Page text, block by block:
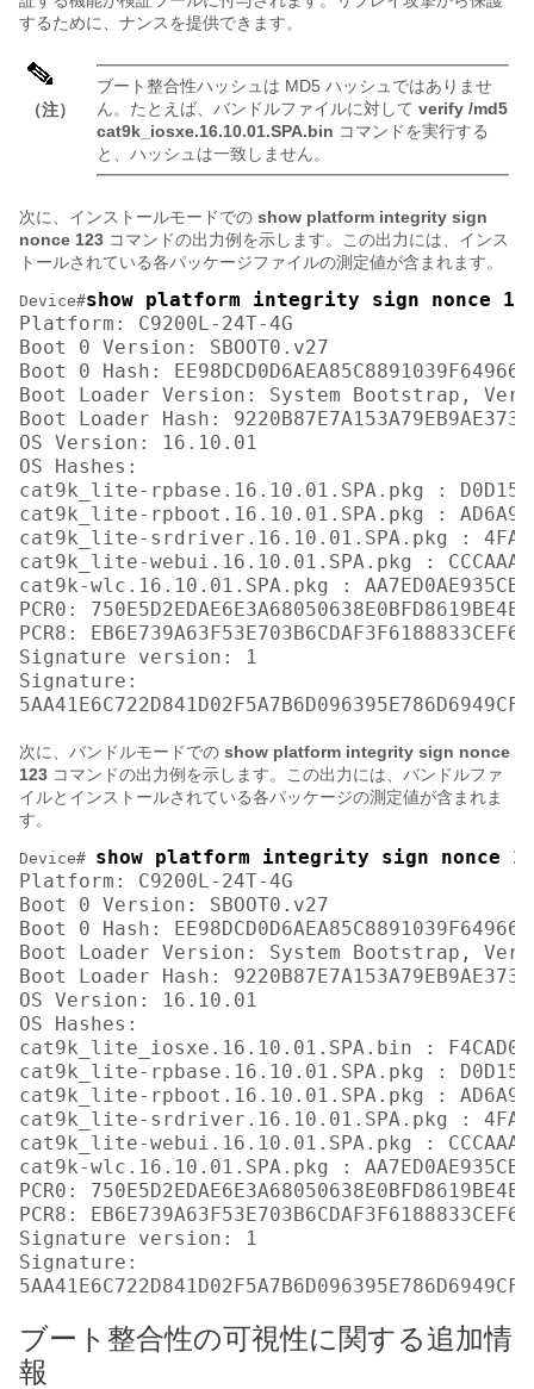
するために、ナンスを提供できます。
（注）
ブート整合性ハッシュは MD5 ハッシュではありませ
ん。たとえば、バンドルファイルに対して verify /md5
cat9k_iosxe.16.10.01.SPA.bin コマンドを実行する
と、ハッシュは一致しません。
次に、インストールモードでの show platform integrity sign
nonce 123 コマンドの出力例を示します。この出力には、インス
トールされている各パッケージファイルの測定値が含まれます。
Device#show platform integrity sign nonce
Platform: C9200L-24T-4G
Boot 0 Version: SBOOT0.v27
Boot 0 Hash:
Boot Loader Version: System Bootstrap, Version
Boot Loader Hash:
OS Version: 16.10.01
OS Hashes:
cat9k_lite-rpbase.16.10.01.SPA.pkg :
cat9k_lite-rpboot.16.10.01.SPA.pkg :
cat9k_lite-srdriver.16.10.01.SPA.pkg :
cat9k_lite-webui.16.10.01.SPA.pkg :
cat9k-wlc.16.10.01.SPA.pkg :
PCR0:
PCR8:
Signature version: 1
Signature:
次に、バンドルモードでの show platform integrity sign nonce
123 コマンドの出力例を示します。この出力には、バンドルファ
イルとインストールされている各パッケージの測定値が含まれま
す。
Device# show platform integrity sign nonce
Platform: C9200L-24T-4G
Boot 0 Version: SBOOT0.v27
Boot 0 Hash:
Boot Loader Version: System Bootstrap, Version
Boot Loader Hash:
OS Version: 16.10.01
OS Hashes:
cat9k_lite_iosxe.16.10.01.SPA.bin :
cat9k_lite-rpbase.16.10.01.SPA.pkg :
cat9k_lite-rpboot.16.10.01.SPA.pkg :
cat9k_lite-srdriver.16.10.01.SPA.pkg :
cat9k_lite-webui.16.10.01.SPA.pkg :
cat9k-wlc.16.10.01.SPA.pkg :
PCR0:
PCR8:
Signature version: 1
Signature:
ブート整合性の可視性に関する追加情
報